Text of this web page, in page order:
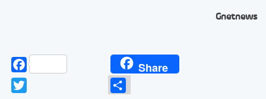
Gnetnews
Facebook Share
Partager